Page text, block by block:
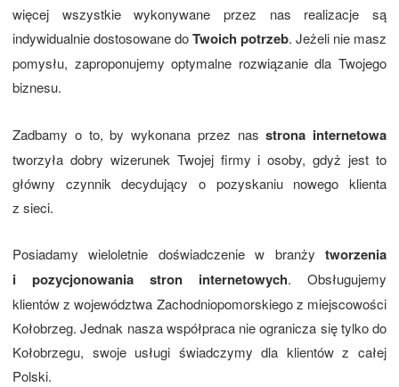
więcej wszystkie wykonywane przez nas realizacje są
indywidualnie dostosowane doTwoich potrzeb. Jeżeli nie masz
pomysłu, zaproponujemy optymalne rozwiązanie dla Twojego
biznesu.
Zadbamy o to, by wykonana przez nasstrona internetowa
tworzyła dobry wizerunek Twojej firmy i osoby, gdyż jest to
główny czynnik decydujący o pozyskaniu nowego klienta
z sieci.
Posiadamy wieloletnie doświadczenie w branży tworzenia
i pozycjonowania stron internetowych. Obsługujemy
klientów z województwa Zachodniopomorskiego z miejscowości
Kołobrzeg. Jednak nasza współpraca nie ogranicza się tylko do
Kołobrzegu, swoje usługi świadczymy dla klientów z całej
Polski.